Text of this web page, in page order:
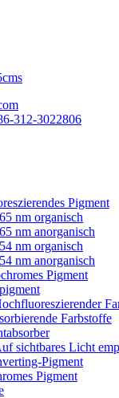
312-3022806
Pigment
nm organisch
nm anorganisch
nm organisch
nm anorganisch
Pigment
Farbstoffe
sichtbares Licht
Pigment
Pigment